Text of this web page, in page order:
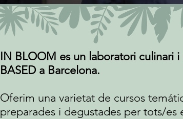
IN BLOOM es un laboratori culinari
BASED a Barcelona.​
Oferim una varietat de cursos
preparades i degustades per tots/es